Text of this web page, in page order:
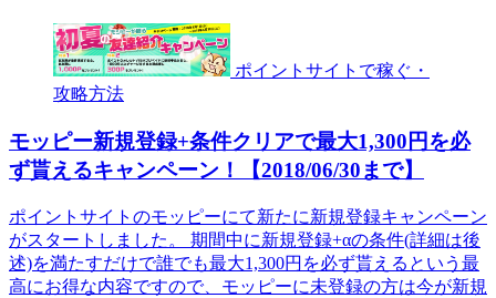
ポイントサイトで稼ぐ・
攻略方法
モッピー新規登録+条件クリアで最大1,300円を必
ず貰えるキャンペーン！【2018/06/30まで】
ポイントサイトのモッピーにて新たに新規登録キャンペーン
がスタートしました。 期間中に新規登録+αの条件(詳細は後
述)を満たすだけで誰でも最大1,300円を必ず貰えるという最
高にお得な内容ですので、モッピーに未登録の方は今が新規